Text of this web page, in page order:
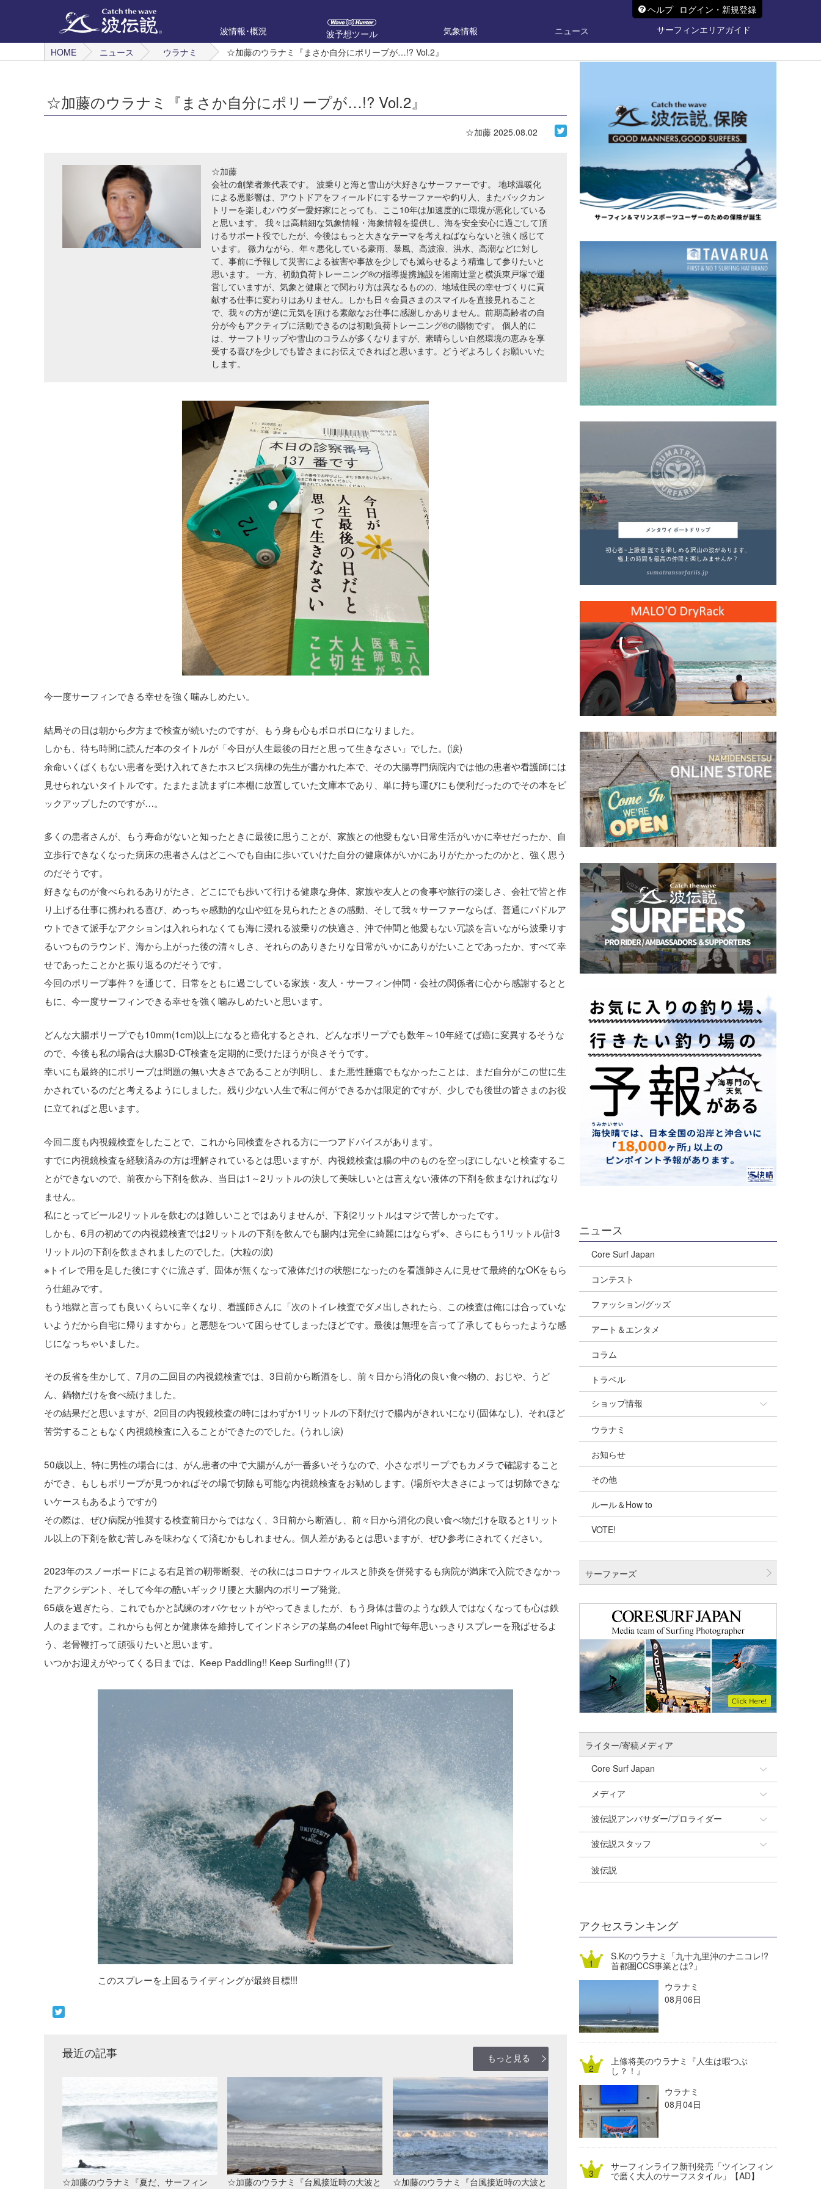
ヘルプ ログイン・新規登録
波情報･概況
波予想ツール 気象情報 ニュース
サーフィンエリアガイド
HOME
ニュース ウラナミ ☆加藤のウラナミ『まさか自分にポリープが…!? Vol.2』
☆加藤のウラナミ『まさか自分にポリープが…!? Vol.2』
☆加藤 2025.08.02
☆加藤
会社の創業者兼代表です。 波乗りと海と雪山が大好きなサーファーです。 地球温暖化
による悪影響は、アウトドアをフィールドにするサーファーや釣り人、またバックカン
トリーを楽しむパウダー愛好家にとっても、ここ10年は加速度的に環境が悪化している
と思います。 我々は高精細な気象情報・海象情報を提供し、海を安全安心に過ごして頂
けるサポート役でしたが、今後はもっと大きなテーマを考えねばならないと強く感じて
います。 微力ながら、年々悪化している豪雨、暴風、高波浪、洪水、高潮などに対し
て、事前に予報して災害による被害や事故を少しでも減らせるよう精進して参りたいと
思います。 一方、初動負荷トレーニング®の指導提携施設を湘南辻堂と横浜東戸塚で運
営していますが、気象と健康とで関わり方は異なるものの、地域住民の幸せづくりに貢
献する仕事に変わりはありません。しかも日々会員さまのスマイルを直接見れること
で、我々の方が逆に元気を頂ける素敵なお仕事に感謝しかありません。前期高齢者の自
分が今もアクティブに活動できるのは初動負荷トレーニング®の賜物です。 個人的に
は、サーフトリップや雪山のコラムが多くなりますが、素晴らしい自然環境の恵みを享
受する喜びを少しでも皆さまにお伝えできればと思います。どうぞよろしくお願いいた
します。
今一度サーフィンできる幸せを強く噛みしめたい。
結局その日は朝から夕方まで検査が続いたのですが、もう身も心もボロボロになりました。
しかも、待ち時間に読んだ本のタイトルが「今日が人生最後の日だと思って生きなさい」でした。(涙)
余命いくばくもない患者を受け入れてきたホスピス病棟の先生が書かれた本で、その大腸専門病院内では他の患者や看護師には
見せられないタイトルです。たまたま読まずに本棚に放置していた文庫本であり、単に持ち運びにも便利だったのでその本をピ
ックアップしたのですが…。
多くの患者さんが、もう寿命がないと知ったときに最後に思うことが、家族との他愛もない日常生活がいかに幸せだったか、自
立歩行できなくなった病床の患者さんはどこへでも自由に歩いていけた自分の健康体がいかにありがたかったのかと、強く思う
のだそうです。
好きなものが食べられるありがたさ、どこにでも歩いて行ける健康な身体、家族や友人との食事や旅行の楽しさ、会社で皆と作
り上げる仕事に携われる喜び、めっちゃ感動的な山や虹を見られたときの感動、そして我々サーファーならば、普通にパドルア
ウトできて派手なアクションは入れられなくても海に浸れる波乗りの快適さ、沖で仲間と他愛もない冗談を言いながら波乗りす
るいつものラウンド、海から上がった後の清々しさ、それらのありきたりな日常がいかにありがたいことであったか、すべて幸
せであったことかと振り返るのだそうです。
今回のポリープ事件？を通じて、日常をともに過ごしている家族・友人・サーフィン仲間・会社の関係者に心から感謝するとと
もに、今一度サーフィンできる幸せを強く噛みしめたいと思います。
どんな大腸ポリープでも10mm(1cm)以上になると癌化するとされ、どんなポリープでも数年～10年経てば癌に変異するそうな
ので、今後も私の場合は大腸3D-CT検査を定期的に受けたほうが良さそうです。
幸いにも最終的にポリープは問題の無い大きさであることが判明し、また悪性腫瘍でもなかったことは、まだ自分がこの世に生
かされているのだと考えるようにしました。残り少ない人生で私に何ができるかは限定的ですが、少しでも後世の皆さまのお役
に立てればと思います。
今回二度も内視鏡検査をしたことで、これから同検査をされる方に一つアドバイスがあります。
すでに内視鏡検査を経験済みの方は理解されているとは思いますが、内視鏡検査は腸の中のものを空っぽにしないと検査するこ
とができないので、前夜から下剤を飲み、当日は1～2リットルの決して美味しいとは言えない液体の下剤を飲まなければなり
ません。
私にとってビール2リットルを飲むのは難しいことではありませんが、下剤2リットルはマジで苦しかったです。
しかも、6月の初めての内視鏡検査では2リットルの下剤を飲んでも腸内は完全に綺麗にはならず※、さらにもう1リットル(計3
リットル)の下剤を飲まされましたのでした。(大粒の涙)
※トイレで用を足した後にすぐに流さず、固体が無くなって液体だけの状態になったのを看護師さんに見せて最終的なOKをもら
う仕組みです。
もう地獄と言っても良いくらいに辛くなり、看護師さんに「次のトイレ検査でダメ出しされたら、この検査は俺には合っていな
いようだから自宅に帰りますから」と悪態をついて困らせてしまったほどです。最後は無理を言って了承してもらったような感
じになっちゃいました。
その反省を生かして、7月の二回目の内視鏡検査では、3日前から断酒をし、前々日から消化の良い食べ物の、おじや、うど
ん、鍋物だけを食べ続けました。
その結果だと思いますが、2回目の内視鏡検査の時にはわずか1リットルの下剤だけで腸内がきれいになり(固体なし)、それほど
苦労することもなく内視鏡検査に入ることができたのでした。(うれし涙)
50歳以上、特に男性の場合には、がん患者の中で大腸がんが一番多いそうなので、小さなポリープでもカメラで確認すること
ができ、もしもポリープが見つかればその場で切除も可能な内視鏡検査をお勧めします。(場所や大きさによっては切除できな
いケースもあるようですが)
その際は、ぜひ病院が推奨する検査前日からではなく、3日前から断酒し、前々日から消化の良い食べ物だけを取ると1リット
ル以上の下剤を飲む苦しみを味わなくて済むかもしれません。個人差があるとは思いますが、ぜひ参考にされてください。
2023年のスノーボードによる右足首の靭帯断裂、その秋にはコロナウィルスと肺炎を併発するも病院が満床で入院できなかっ
たアクシデント、そして今年の酷いギックリ腰と大腸内のポリープ発覚。
65歳を過ぎたら、これでもかと試練のオバケセットがやってきましたが、もう身体は昔のような鉄人ではなくなっても心は鉄
人のままです。これからも何とか健康体を維持してインドネシアの某島の4feet Rightで毎年思いっきりスプレーを飛ばせるよ
う、老骨鞭打って頑張りたいと思います。
いつかお迎えがやってくる日までは、Keep Paddling!! Keep Surfing!!! (了)
このスプレーを上回るライディングが最終目標!!!
最近の記事 もっと見る
☆加藤のウラナミ『夏だ、サーフィン
☆加藤のウラナミ『台風接近時の大波と
☆加藤のウラナミ『台風接近時の大波と
ニュース
Core Surf Japan
コンテスト
ファッション/グッズ
アート＆エンタメ
コラム
トラベル
ショップ情報
ショップ情報
湘南
千葉北
伊豆
千葉南
四国
沖縄
ウラナミ
お知らせ
その他
ルール＆How to
VOTE!
サーファーズ
ライター/寄稿メディア
Core Surf Japan
Naoya Kimoto
mitsuteru Kamio
Yasunari Inoue
Yoshiyuki Obata
DELTA FORCE SURF
熊谷素子
メディア
SURFMEDIA
Colors MAGAZINE
WAVAL
波伝説アンバサダー/プロライダー
福島寿実子
中浦“JET”章
進士剛光
植村未来
大野”MAR”修聖
喜納海人
波伝説スタッフ
☆加藤
Aichan
ECE
H
KID
KOBU
KY
MIN
mitz
OYZ
波伝説
アクセスランキング
S.Kのウラナミ「九十九里沖のナニコレ!?
首都圏CCS事業とは?」
ウラナミ
08月06日
上條将美のウラナミ『人生は暇つぶ
し？！』
ウラナミ
08月04日
サーフィンライフ新刊発売「ツインフィン
で磨く大人のサーフスタイル」【AD】